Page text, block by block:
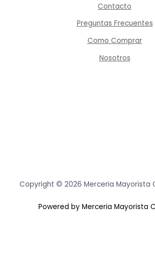
Contacto
Preguntas Frecuentes
Como Comprar
Nosotros
Copyright © 2026 Merceria Mayorista
Powered by Merceria Mayorista